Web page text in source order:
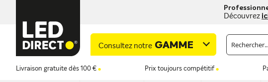
Découvrez
Consultez notre GAMME
Livraison gratuite dès 100 € Prix toujours compétitif